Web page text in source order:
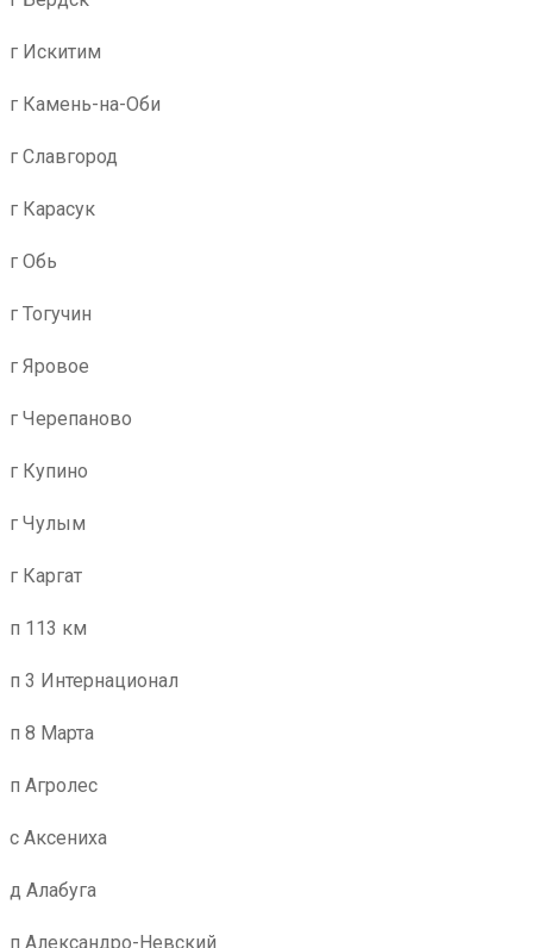
г Искитим
г Камень-на-Оби
г Славгород
г Карасук
г Обь
г Тогучин
г Яровое
г Черепаново
г Купино
г Чулым
г Каргат
п 113 км
п 3 Интернационал
п 8 Марта
п Агролес
с Аксениха
д Алабуга
п Александро-Невский